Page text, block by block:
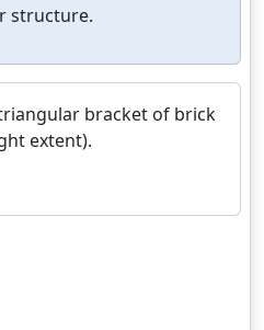
structure.
bracket of brick
extent).